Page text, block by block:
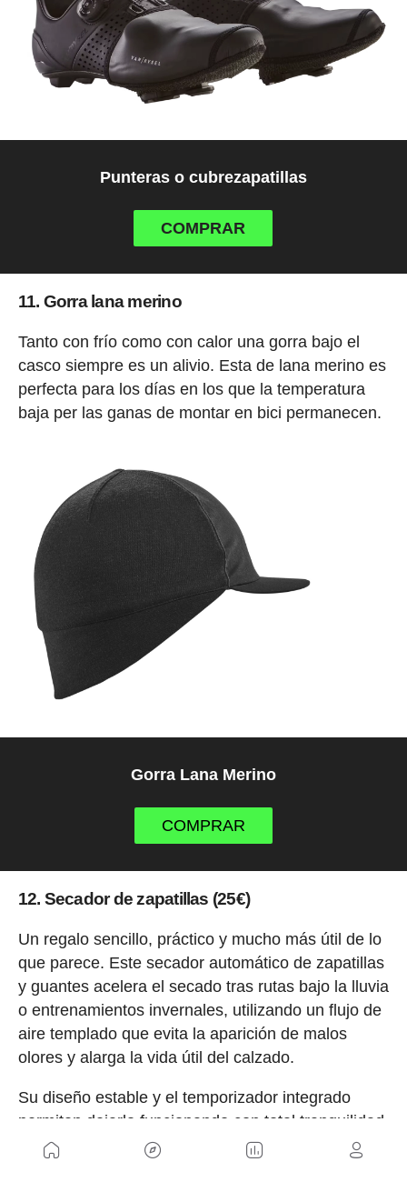
Punteras o cubrezapatillas
COMPRAR
11. Gorra lana merino
Tanto con frío como con calor una gorra bajo el
casco siempre es un alivio. Esta de lana merino es
perfecta para los días en los que la temperatura
baja per las ganas de montar en bici permanecen.
Gorra Lana Merino
COMPRAR
12. Secador de zapatillas (25€)
Un regalo sencillo, práctico y mucho más útil de lo
que parece. Este secador automático de zapatillas
y guantes acelera el secado tras rutas bajo la lluvia
o entrenamientos invernales, utilizando un flujo de
aire templado que evita la aparición de malos
olores y alarga la vida útil del calzado.
Su diseño estable y el temporizador integrado
permiten dejarlo funcionando con total tranquilidad,
convirtiéndolo en un accesorio ideal para ciclistas